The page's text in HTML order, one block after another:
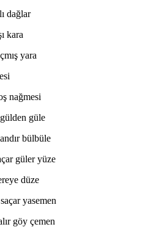
dağlar
kara
yara
nağmesi
güle
bülbüle
güler yüze
düze
yasemen
göy çemen